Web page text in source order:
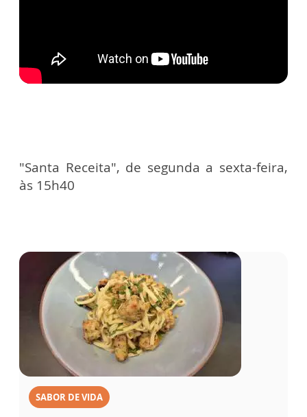
"Santa Receita", de segunda a sexta-feira,
às 15h40
SABOR DE VIDA